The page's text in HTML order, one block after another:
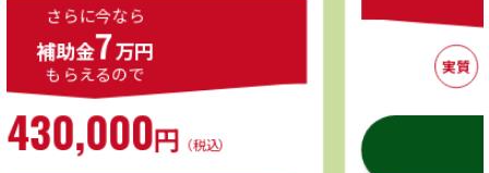
円（税込）
日立 BHP-F46XD
について詳しく見